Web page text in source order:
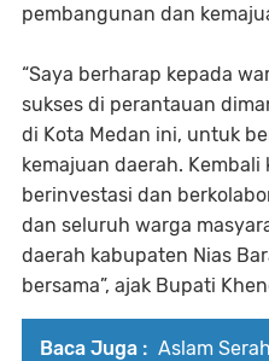
pembangunan dan
“Saya berharap kepada
sukses di perantauan
di Kota Medan ini, untuk
kemajuan daerah.
berinvestasi dan
dan seluruh warga
daerah kabupaten Nias
bersama”, ajak Bupati
Baca Juga : Aslam